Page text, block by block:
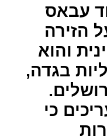
עבאס
הזירה
והוא
בגדה,
כי